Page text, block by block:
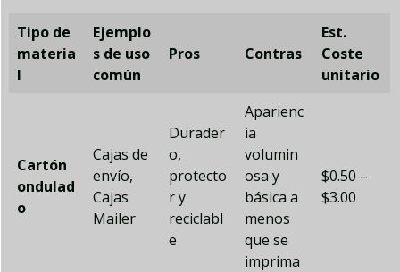
Tipo de
materia
l
Ejemplo
s de uso
común
Pros Contras
Est.
Coste
unitario
Cartón
ondulad
o
Cajas de
envío,
Cajas
Mailer
Durader
o,
protecto
r y
reciclabl
e
Aparienc
ia
volumin
osa y
básica a
menos
que se
imprima
$0.50 –
$3.00